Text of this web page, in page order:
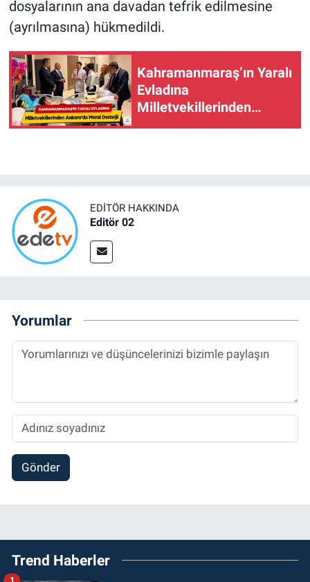
dosyalarının ana davadan tefrik edilmesine
(ayrılmasına) hükmedildi.
Kahramanmaraş’ın Yaralı
Evladına
Milletvekillerinden
Ankara’da Moral Desteği
EDITÖR HAKKINDA
Editör 02
Yorumlar
Gönder
Trend Haberler